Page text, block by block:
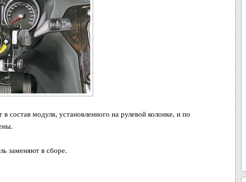
состав модуля, установленного на рулевой колонке, и по
заменяют в сборе.